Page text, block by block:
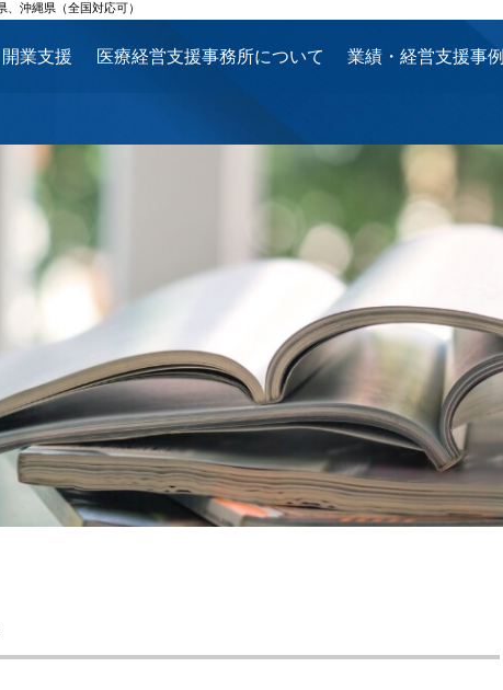
沖縄県（全国対応可）
開業支援 医療経営支援事務所について 業績・経営支援事例